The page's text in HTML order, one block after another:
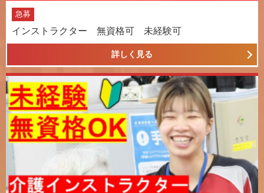
急募
インストラクター 無資格可 未経験可
詳しく見る